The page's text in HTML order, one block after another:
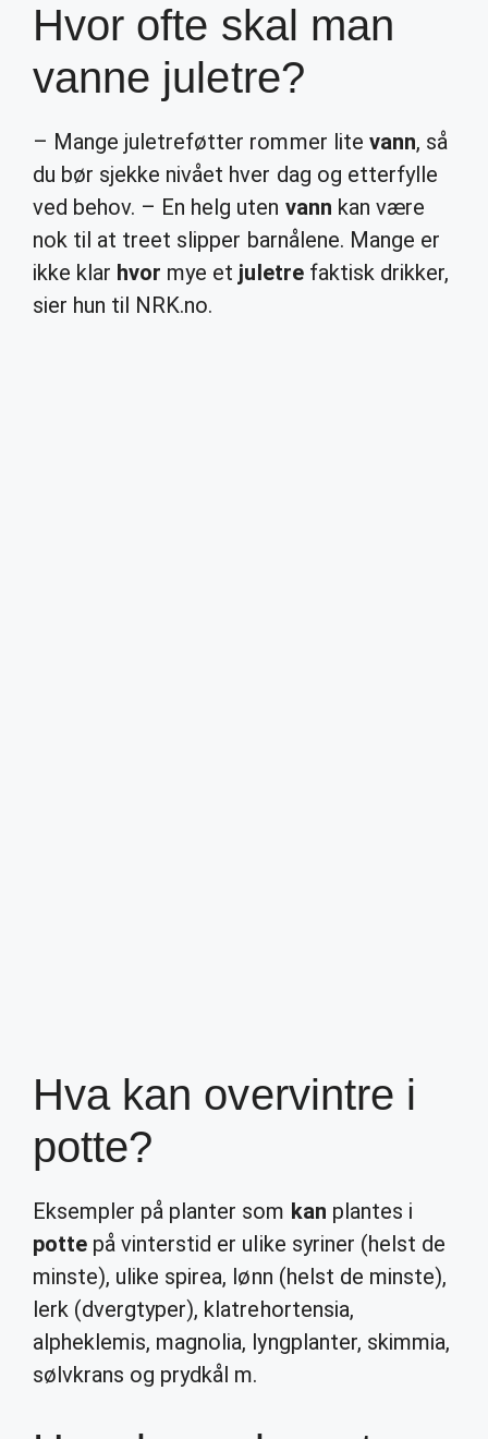
Hvor ofte skal man
vanne juletre?
– Mange juletreføtter rommer lite vann, så
du bør sjekke nivået hver dag og etterfylle
ved behov. – En helg uten vann kan være
nok til at treet slipper barnålene. Mange er
ikke klar hvor mye et juletrefaktisk drikker,
sier hun til NRK.no.
Hva kan overvintre i
potte?
Eksempler på planter som kan plantes i
potte på vinterstid er ulike syriner (helst de
minste), ulike spirea, lønn (helst de minste),
lerk (dvergtyper), klatrehortensia,
alpheklemis, magnolia, lyngplanter, skimmia,
sølvkrans og prydkål m.